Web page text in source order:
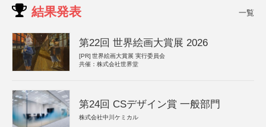
結果発表 一覧
第22回 世界絵画大賞展 2026
[PR] 世界絵画大賞展 実行委員会
共催：株式会社世界堂
第24回 CSデザイン賞 一般部門
株式会社中川ケミカル